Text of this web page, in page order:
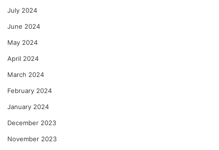
July 2024
June 2024
May 2024
April 2024
March 2024
February 2024
January 2024
December 2023
November 2023